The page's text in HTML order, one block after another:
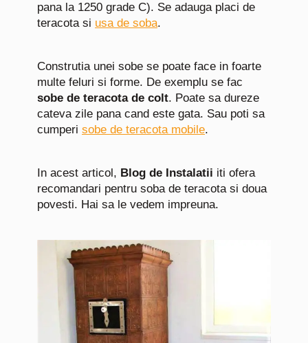
pana la 1250 grade C). Se adauga placi de
teracota si usa de soba.
Construtia unei sobe se poate face in foarte
multe feluri si forme. De exemplu se fac
sobe de teracota de colt. Poate sa dureze
cateva zile pana cand este gata. Sau poti sa
cumperi sobe de teracota mobile.
In acest articol, Blog de Instalatii iti ofera
recomandari pentru soba de teracota si doua
povesti. Hai sa le vedem impreuna.